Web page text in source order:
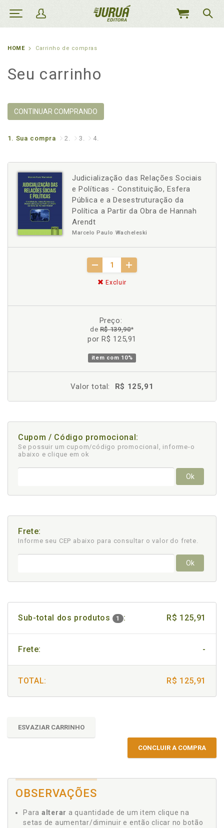
MEU
HOME Carrinho de compras
Seu carrinho
CONTINUAR COMPRANDO
1. Sua compra 2. 3. 4.
Judicialização das Relações Sociais
e Políticas - Constituição, Esfera
Pública e a Desestruturação da
Política a Partir da Obra de Hannah
Arendt
Marcelo Paulo Wacheleski
Excluir
Preço:
deR$ 139,90*
por R$ 125,91
item com 10%
Valor total: R$ 125,91
Cupom / Código promocional:
Se possuir um cupom/código promocional, informe-o
abaixo e clique em ok
Ok
Frete:
Informe seu CEP abaixo para consultar o valor do frete.
Ok
Sub-total dos produtos 1 : R$ 125,91
Frete: -
TOTAL: R$ 125,91
ESVAZIAR CARRINHO
CONCLUIR A COMPRA
OBSERVAÇÕES
Para alterar a quantidade de um item clique na
setas de aumentar/diminuir e então clicar no botão